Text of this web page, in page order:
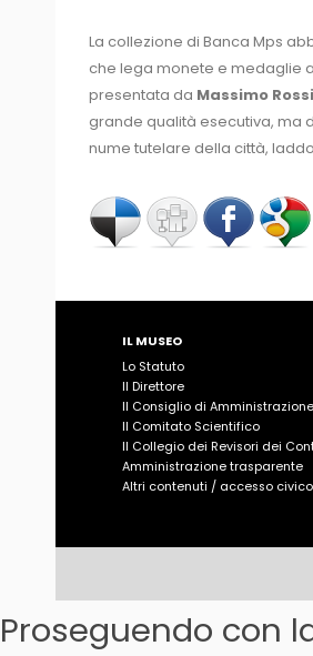
La collezione di Banca Mps
che lega monete e medaglie
presentata da Massimo Rossi
grande qualità esecutiva, ma
nume tutelare della città,
IL MUSEO
Lo Statuto
Il Direttore
Il Consiglio di Amministrazione
Il Comitato Scientifico
Il Collegio dei Revisori dei
Amministrazione trasparente
Altri contenuti / accesso civico
Proseguendo con